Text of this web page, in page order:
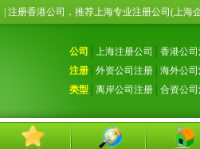
| 注册香港公司，推荐上海专业注册公司(
公司 上海注册公司
香港公
注册
外资公司注册
海外公
类型
离岸公司注册 合资公